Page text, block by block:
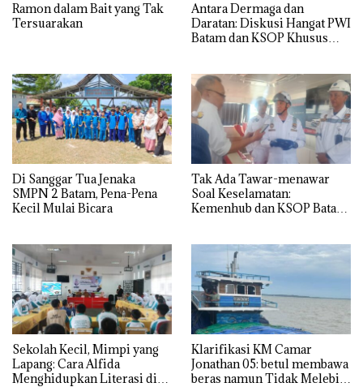
Ramon dalam Bait yang Tak
Tersuarakan
Antara Dermaga dan
Daratan: Diskusi Hangat PWI
Batam dan KSOP Khusus
Di Sanggar Tua Jenaka
SMPN 2 Batam, Pena-Pena
Kecil Mulai Bicara
Tak Ada Tawar-menawar
Soal Keselamatan:
Kemenhub dan KSOP Batam
Sekolah Kecil, Mimpi yang
Lapang: Cara Alfida
Menghidupkan Literasi di
Klarifikasi KM Camar
Jonathan 05: betul membawa
beras namun Tidak Melebihi